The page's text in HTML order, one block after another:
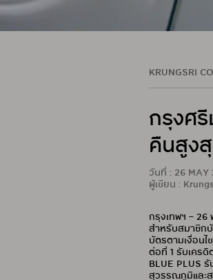
KRUNGSRI
กรุงศรี
คืนสูง
วันที่ : 26 MAY
ผู้เขียน :
กรุงเทพฯ – 26
สำหรับสมาชิก
บัตรตามเงื่อนไ
ต่อที่ 1 รับเครดิ
BLUE PLUS
สุวรรณภูมิและส